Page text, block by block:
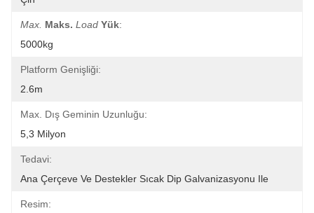
Max. Maks. Load Yük:
5000kg
Platform Genişliği:
2.6m
Max. Dış Geminin Uzunluğu:
5,3 Milyon
Tedavi:
Ana Çerçeve Ve Destekler Sıcak Dip Galvanizasyonu Ile
Resim: